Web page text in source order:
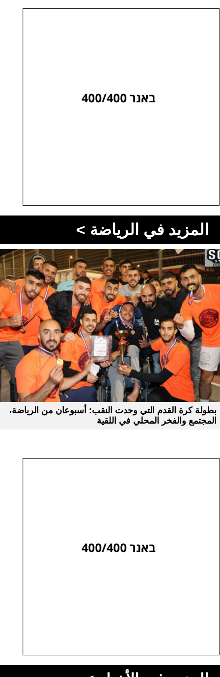
المزيد في الرياضة >
بطولة كرة القدم التي وحدت النقب: أسبوعان من الرياضة،
المجتمع والفخر المحلي في اللقية